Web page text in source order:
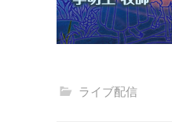
ライブ配信